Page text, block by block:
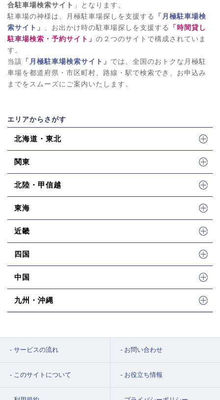
合駐車場検索サイト 」となります。
駐車場の神様は、月極駐車場探しを支援する
「月極駐車場検
索サイト」
、お出かけ時の駐車場探しを支援する
「時間貸し
駐車場検索・予約サイト」 の２つのサイトで構成されていま
す。
当該 「月極駐車場検索サイト」 では、全国のおトクな月極駐
車場を都道府県・市区町村、路線・駅で検索でき、お申込み
までをスムーズにご案内いたします。
エリアからさがす
北海道・東北
関東
北陸・甲信越
東海
近畿
四国
中国
九州・沖縄
サービスの流れ お問い合わせ
このサイトについて お役立ち情報